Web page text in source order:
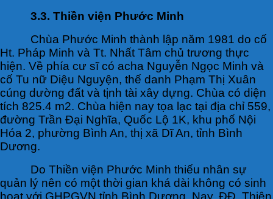
3.3. Thiền viện Phước Minh
Chùa Phước Minh thành lập năm 1981 do cố
Ht. Pháp Minh và Tt. Nhất Tâm chủ trương thực
hiện. Về phía cư sĩ có acha Nguyễn Ngọc Minh và
cố Tu nữ Diệu Nguyện, thế danh Phạm Thị Xuân
cúng dường đất và tịnh tài xây dựng. Chùa có diện
tích 825.4 m2. Chùa hiện nay tọa lạc tại địa chỉ 559,
đường Trần Đại Nghĩa, Quốc Lộ 1K, khu phố Nội
Hóa 2, phường Bình An, thị xã Dĩ An, tỉnh Bình
Dương.
Do Thiền viện Phước Minh thiếu nhân sự
quản lý nên có một thời gian khá dài không có sinh
hoạt với GHPGVN tỉnh Bình Dương. Nay, ĐĐ. Thiện